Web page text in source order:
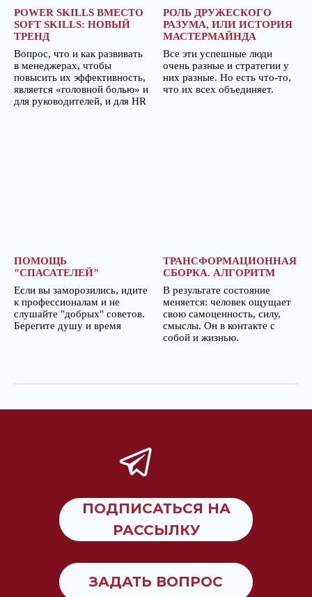
POWER SKILLS ВМЕСТО
SOFT SKILLS: НОВЫЙ
ТРЕНД
Вопрос, что и как развивать
в менеджерах, чтобы
повысить их эффективность,
является «головной болью» и
для руководителей, и для HR
РОЛЬ ДРУЖЕСКОГО
РАЗУМА, ИЛИ ИСТОРИЯ
МАСТЕРМАЙНДА
Все эти успешные люди
очень разные и стратегии у
них разные. Но есть что-то,
что их всех объединяет.
ПОМОЩЬ
"СПАСАТЕЛЕЙ"
Если вы заморозились, идите
к профессионалам и не
слушайте "добрых" советов.
Берегите душу и время
ТРАНСФОРМАЦИОННАЯ
СБОРКА. АЛГОРИТМ
В результате состояние
меняется: человек ощущает
свою самоценность, силу,
смыслы. Он в контакте с
собой и жизнью.
ПОДПИСАТЬСЯ НА
РАССЫЛКУ
ЗАДАТЬ ВОПРОС